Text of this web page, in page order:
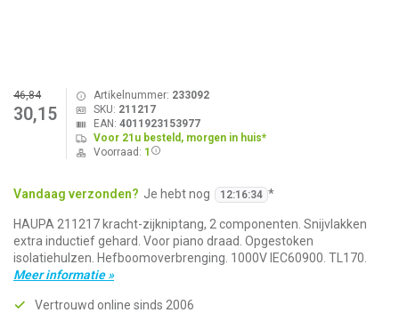
46,84
30,15
Artikelnummer: 233092
SKU: 211217
EAN: 4011923153977
Voor 21u besteld, morgen in huis*
Voorraad: 1
Vandaag verzonden? Je hebt nog 12:16:34 *
HAUPA 211217 kracht-zijkniptang, 2 componenten. Snijvlakken
extra inductief gehard. Voor piano draad. Opgestoken
isolatiehulzen. Hefboomoverbrenging. 1000V IEC60900. TL170.
Meer informatie »
Vertrouwd online sinds 2006